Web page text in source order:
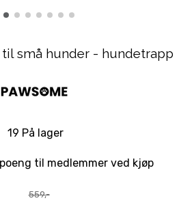
små hunder - hundetrapp
19 På lager
til medlemmer ved kjøp
559,-